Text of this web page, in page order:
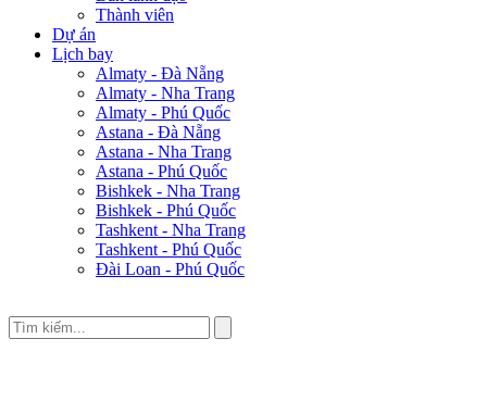
Thành viên
Dự án
Lịch bay
Almaty - Đà Nẵng
Almaty - Nha Trang
Almaty - Phú Quốc
Astana - Đà Nẵng
Astana - Nha Trang
Astana - Phú Quốc
Bishkek - Nha Trang
Bishkek - Phú Quốc
Tashkent - Nha Trang
Tashkent - Phú Quốc
Đài Loan - Phú Quốc